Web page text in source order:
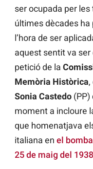
ser ocupada per
últimes dècades
l’hora de ser
aquest sentit va ser
petició de la
Memòria Històrica
Sonia Castedo (PP)
moment a incloure
que homenatjava
italiana en el
25 de maig del 1938